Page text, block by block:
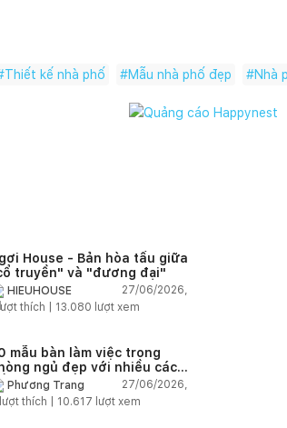
Thiết kế nhà phố #Mẫu nhà phố đẹp #Nhà
House - Bản hòa tấu giữa
truyền" và "đương đại"
HIEUHOUSE
27/06/2026,
thích | 13.080 lượt xem
mẫu bàn làm việc trong
ngủ đẹp với nhiều cách
trí thông minh cho mọi diện
Phương Trang
27/06/2026,
lượt thích | 10.617 lượt xem